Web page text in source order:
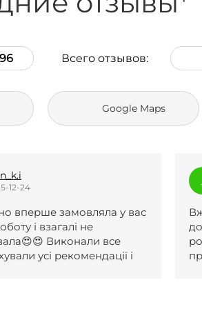
Всего отзывов:
Google Maps
12-23
рази зверталася по вашу
роботи чудові. Першу
після одної
другу з першого разу. За